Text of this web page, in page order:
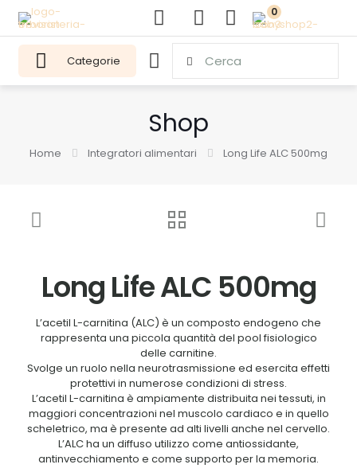
0
Categorie
Shop
Home Integratori alimentari Long Life ALC 500mg
Long Life ALC 500mg
L’acetil L-carnitina (ALC) è un composto endogeno che
rappresenta una piccola quantità del pool fisiologico
delle carnitine.
Svolge un ruolo nella neurotrasmissione ed esercita effetti
protettivi in numerose condizioni di stress.
L’acetil L-carnitina è ampiamente distribuita nei tessuti, in
maggiori concentrazioni nel muscolo cardiaco e in quello
scheletrico, ma è presente ad alti livelli anche nel cervello.
L’ALC ha un diffuso utilizzo come antiossidante,
antinvecchiamento e come supporto per la memoria.